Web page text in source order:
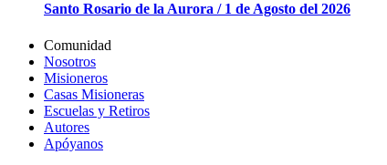
Santo Rosario de la Aurora / 1 de Agosto del 2026
Comunidad
Nosotros
Misioneros
Casas Misioneras
Escuelas y Retiros
Autores
Apóyanos